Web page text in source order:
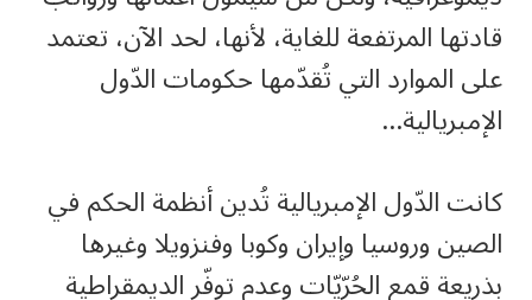
قادتها المرتفعة للغاية، لأنها، لحد الآن، تعتمد
على الموارد التي تُقدّمها حكومات الدّول
الإمبريالية…
كانت الدّول الإمبريالية تُدين أنظمة الحكم في
الصين وروسيا وإيران وكوبا وفنزويلا وغيرها
بذريعة قمع الحُرّيّات وعدم توفّر الديمقراطية